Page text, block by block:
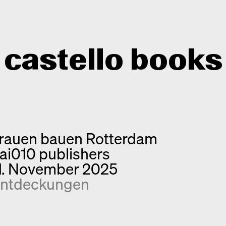
castello books
Kategorien
Interview
Kurznotizen
Neuerscheinungen
Monografien
Info
Newsletter
Kontakt
bauen Rotterdam
publishers
November 2025